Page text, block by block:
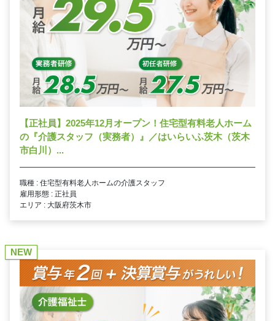
【正社員】2025年12月オープン！住宅型有料老人ホーム
の『介護スタッフ（実務者）』／はいらいふ茨木（茨木
市白川）...
職種 : 住宅型有料老人ホームの介護スタッフ
雇用形態 : 正社員
エリア : 大阪府茨木市
NEW